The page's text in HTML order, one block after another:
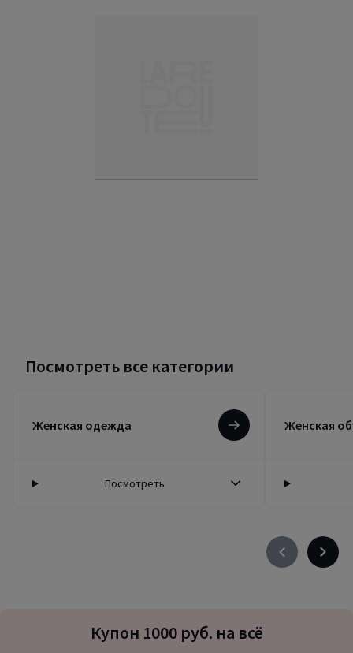
Посмотреть все категории
Женская одежда
Посмотреть
Женская
Précédent
Подписка
на
Купон 1000 руб. на всё